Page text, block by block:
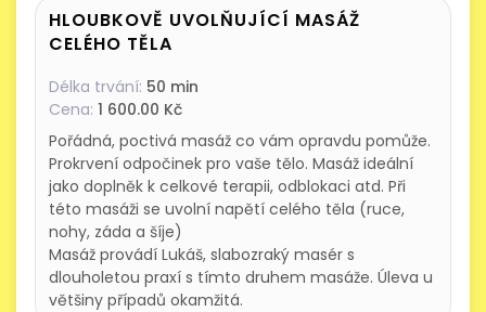
HLOUBKOVĚ UVOLŇUJÍCÍ MASÁŽ
CELÉHO TĚLA
Délka trvání: 50 min
Cena: 1 600.00 Kč
Pořádná, poctivá masáž co vám opravdu pomůže.
Prokrvení odpočinek pro vaše tělo. Masáž ideální
jako doplněk k celkové terapii, odblokaci atd. Při
této masáži se uvolní napětí celého těla (ruce,
nohy, záda a šíje)
Masáž provádí Lukáš, slabozraký masér s
dlouholetou praxí s tímto druhem masáže. Úleva u
většiny případů okamžitá.